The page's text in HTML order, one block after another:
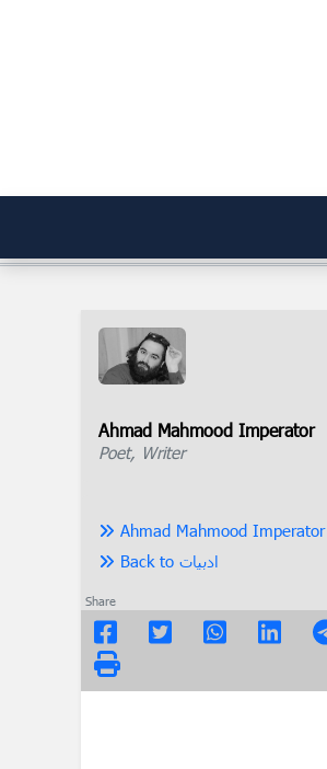
Ahmad Mahmood Imperator
Poet, Writer
Ahmad Mahmood Imperator
Back to ادبیات
Share